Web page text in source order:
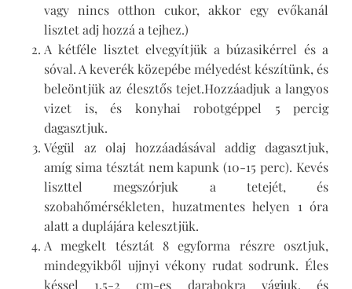
vagy nincs otthon cukor, akkor egy evőkanál
lisztet adj hozzá a tejhez.)
A kétféle lisztet elvegyítjük a búzasikérrel és a
sóval. A keverék közepébe mélyedést készítünk, és
beleöntjük az élesztős tejet.Hozzáadjuk a langyos
vizet is, és konyhai robotgéppel 5 percig
dagasztjuk.
Végül az olaj hozzáadásával addig dagasztjuk,
amíg sima tésztát nem kapunk (10-15 perc). Kevés
liszttel megszórjuk a tetejét, és
szobahőmérsékleten, huzatmentes helyen 1 óra
alatt a duplájára kelesztjük.
A megkelt tésztát 8 egyforma részre osztjuk,
mindegyikből ujjnyi vékony rudat sodrunk. Éles
késsel 1,5-2 cm-es darabokra vágjuk, és